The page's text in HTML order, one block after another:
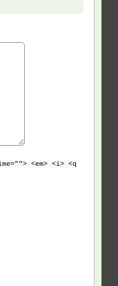
<em> <i> <q